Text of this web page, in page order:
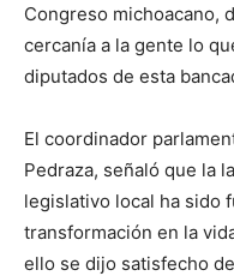
Congreso michoacano,
cercanía a la gente lo
diputados de esta
El coordinador
Pedraza, señaló que la
legislativo local ha sido
transformación en la
ello se dijo satisfecho